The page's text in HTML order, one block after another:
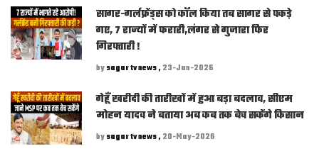
सागर-गर्लफ्रेंड्स को कॉल किया तब सागर से पकड़े
गए, 7 राज्यों में फरारी,लंगर से गुजारा फिर
गिरफ्तारी !
bysagar tv news , 23-Jun-2026
गेहूँ खरीदी की तारीखों में हुआ बड़ा बदलाव, सीएम
मोहन यादव ने बताया अब कब तक बेच सकेंगे किसान
bysagar tv news , 20-May-2026